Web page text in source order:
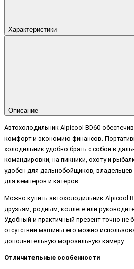
Характеристики
Описание
Автохолодильник Alpicool BD60
комфорт и экономию финансов.
холодильник удобно брать с собой в
командировки, на пикники, охоту и
удобен для дальнобойщиков,
для кемперов и катеров.
Можно купить автохолодильник Alpicool
друзьям, родным, коллеге или
Удобный и практичный презент точно не
отсутствии машины его можно
дополнительную морозильную камеру.
Отличительные особенности